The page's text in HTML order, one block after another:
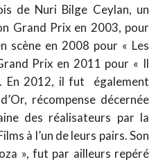
de Nuri Bilge Ceylan, un
Grand Prix en 2003, pour
scène en 2008 pour « Les
Prix en 2011 pour « Il
En 2012, il fut également
récompense décernée
des réalisateurs par la
à l’un de leurs pairs. Son
», fut par ailleurs repéré